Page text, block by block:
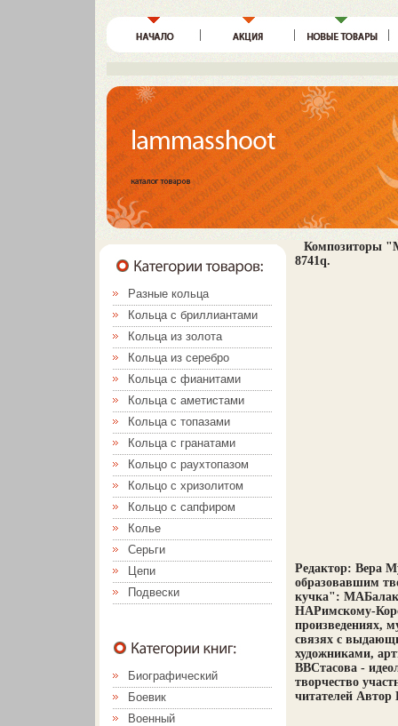
Разные кольца
Кольца с бриллиантами
Кольца из золота
Кольца из серебро
Кольца с фианитами
Кольца с аметистами
Кольца с топазами
Кольца с гранатами
Кольцо с раухтопазом
Кольцо с хризолитом
Кольцо с сапфиром
Колье
Серьги
Цепи
Подвески
Биографический
Боевик
Военный
Композиторы
8741q.
Редактор: Вера
образовавшим
кучка":
НАРимскому-
произведениях,
связях с
художниками,
ВВСтасова -
творчество
читателей Автор